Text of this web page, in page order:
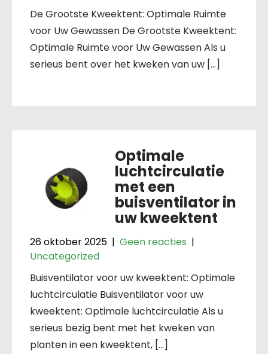
De Grootste Kweektent: Optimale Ruimte
voor Uw Gewassen De Grootste Kweektent:
Optimale Ruimte voor Uw Gewassen Als u
serieus bent over het kweken van uw […]
Optimale
luchtcirculatie
met een
buisventilator in
uw kweektent
26 oktober 2025 | Geen reacties |
Uncategorized
Buisventilator voor uw kweektent: Optimale
luchtcirculatie Buisventilator voor uw
kweektent: Optimale luchtcirculatie Als u
serieus bezig bent met het kweken van
planten in een kweektent, […]